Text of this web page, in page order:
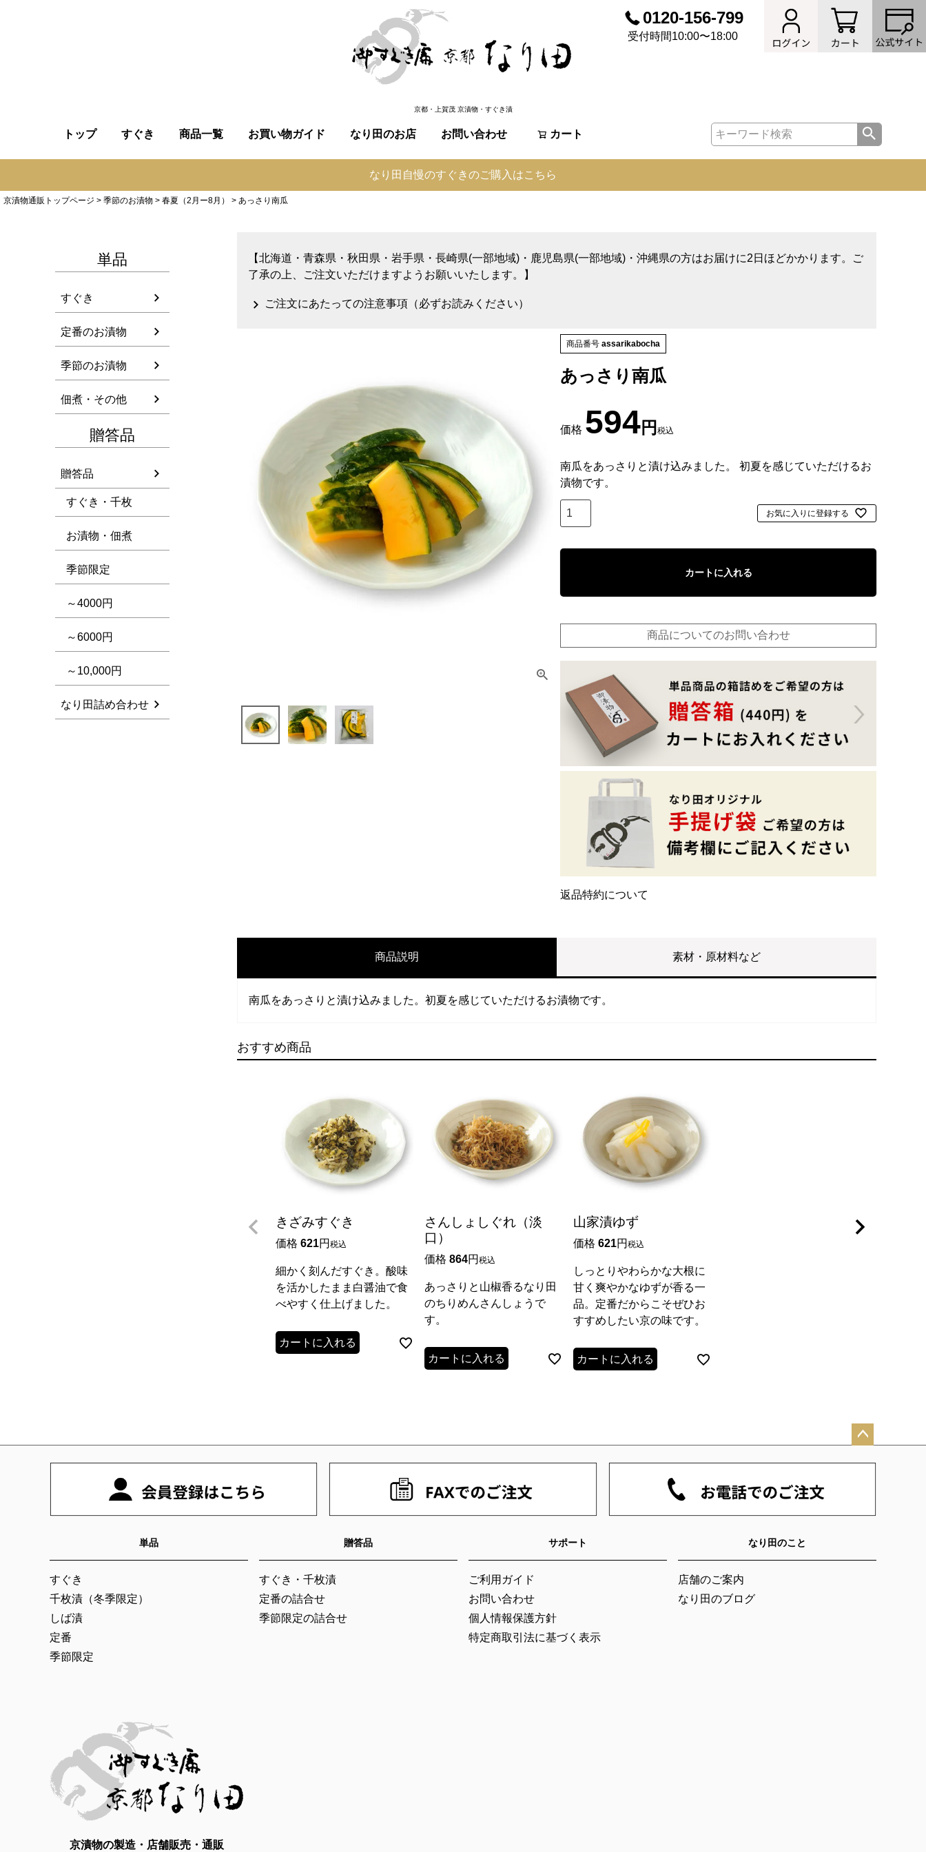
0120-156-799
受付時間10:00〜18:00
京都・上賀茂 京漬物・すぐき漬
トップ すぐき 商品一覧 お買い物ガイド なり田のお店 お問い合わせ カート
なり田自慢のすぐきのご購入はこちら
京漬物通販トップページ 季節のお漬物 春夏（2月ー8月） あっさり南瓜
単品
すぐき
定番のお漬物
季節のお漬物
佃煮・その他
贈答品
贈答品
すぐき・千枚
お漬物・佃煮
季節限定
～4000円
～6000円
～10,000円
なり田詰め合わせ
【北海道・青森県・秋田県・岩手県・長崎県(一部地域)・鹿児島県(一部地域)・沖縄県の方はお届けに2日ほどかかります。ご
了承の上、ご注文いただけますようお願いいたします。】
ご注文にあたっての注意事項（必ずお読みください）
商品番号 assarikabocha
あっさり南瓜
価格 594 税込
南瓜をあっさりと漬け込みました。 初夏を感じていただけるお
漬物です。
お気に入りに登録する
カートに入れる
商品についてのお問い合わせ
返品特約について
商品説明 素材・原材料など
南瓜をあっさりと漬け込みました。初夏を感じていただけるお漬物です。
おすすめ商品
きざみすぐき
価格 621 税込
細かく刻んだすぐき。酸味
を活かしたまま白醤油で食
べやすく仕上げました。
カートに入れる
さんしょしぐれ（淡
口）
価格 864 税込
あっさりと山椒香るなり田
のちりめんさんしょうで
す。
カートに入れる
山家漬ゆず
価格 621 税込
しっとりやわらかな大根に
甘く爽やかなゆずが香る一
品。定番だからこそぜひお
すすめしたい京の味です。
カートに入れる
単品
すぐき
千枚漬（冬季限定）
しば漬
定番
季節限定
贈答品
すぐき・千枚漬
定番の詰合せ
季節限定の詰合せ
サポート
ご利用ガイド
お問い合わせ
個人情報保護方針
特定商取引法に基づく表示
なり田のこと
店舗のご案内
なり田のブログ
京漬物の製造・店舗販売・通販